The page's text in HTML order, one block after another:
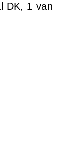
DK, 1 van